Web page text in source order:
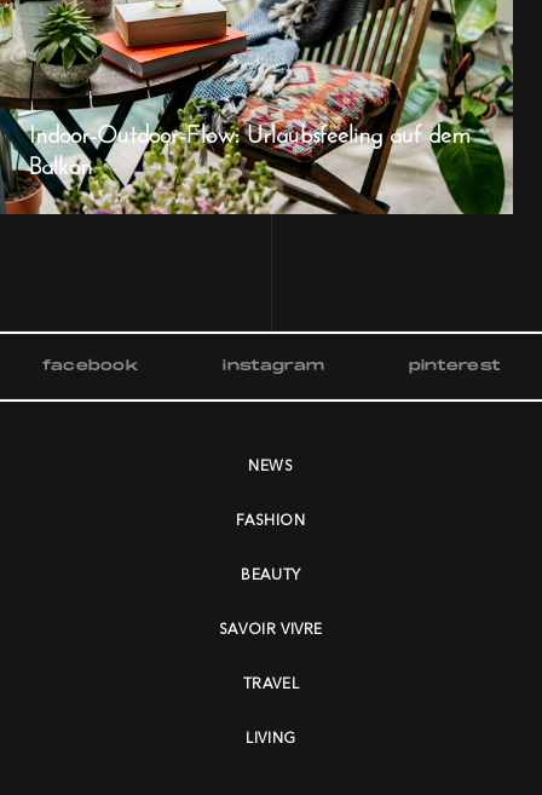
Indoor-Outdoor-Flow: Urlaubsfeeling auf dem
Balkon
facebook instagram pinterest
NEWS
FASHION
BEAUTY
SAVOIR VIVRE
TRAVEL
LIVING